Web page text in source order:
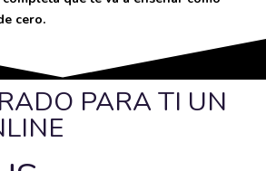
cero.
PARA TI UN